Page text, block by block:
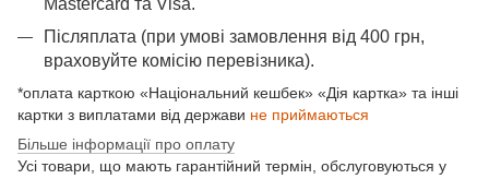
Післяплата (при умові замовлення від 400 грн,
враховуйте комісію перевізника).
*оплата карткою «Національний кешбек» «Дія картка» та інші
картки з виплатами від держави не приймаються
Більше інформації про оплату
Усі товари, що мають гарантійний термін, обслуговуються у